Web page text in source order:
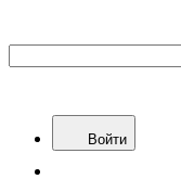
Войти